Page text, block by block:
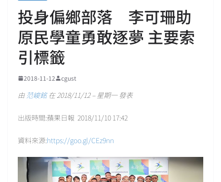
投身偏鄉部落 李可珊助
原民學童勇敢逐夢 主要索
引標籤
2018-11-12 cgust
由 范峻銘在 2018/11/12 – 星期一 發表
出版時間:蘋果日報 2018/11/10 17:42
資料來源:https://goo.gl/CEz9nn